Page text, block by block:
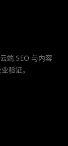
端 SEO 与内容
验证。